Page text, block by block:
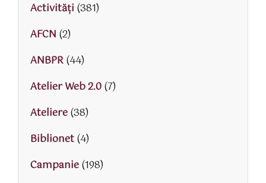
Activităţi (381)
AFCN (2)
ANBPR(44)
Atelier Web 2.0(7)
Ateliere(38)
Biblionet(4)
Campanie(198)